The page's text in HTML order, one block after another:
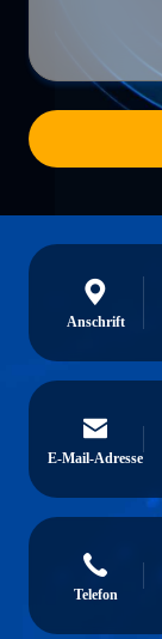
Anschrift
E-Mail-Adresse
Telefon